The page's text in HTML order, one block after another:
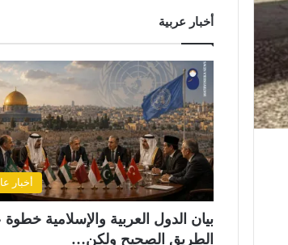
أخبار عربية
أخبار
بيان الدول العربية والإسلامية
الطريق الصحيح ولكن…